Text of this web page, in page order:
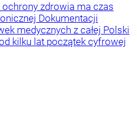
zdrowia ma czas
Dokumentacji
medycznych z całej Polski
kilku lat początek cyfrowej